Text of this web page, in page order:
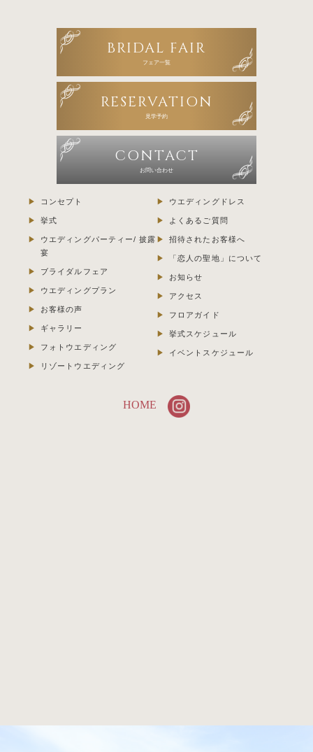
BRIDAL FAIR
フェア一覧
RESERVATION
見学予約
CONTACT
お問い合わせ
コンセプト
挙式
ウエディングパーティー/ 披露
宴
ブライダルフェア
ウエディングプラン
お客様の声
ギャラリー
フォトウエディング
リゾートウエディング
ウエディングドレス
よくあるご質問
招待されたお客様へ
「恋人の聖地」について
お知らせ
アクセス
フロアガイド
挙式スケジュール
イベントスケジュール
HOME